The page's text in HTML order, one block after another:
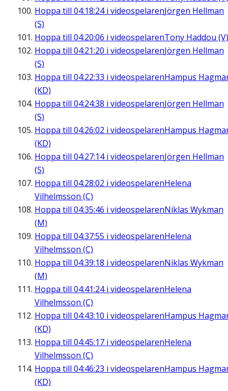
Hoppa till 04:18:24i videospelarenJörgen Hellman
(S)
Hoppa till 04:20:06 i videospelarenTony Haddou (V)
Hoppa till 04:21:20 i videospelarenJörgen Hellman
(S)
Hoppa till 04:22:33 i videospelarenHampus
(KD)
Hoppa till 04:24:38 i videospelarenJörgen Hellman
(S)
Hoppa till 04:26:02 i videospelarenHampus
(KD)
Hoppa till 04:27:14i videospelarenJörgen Hellman
(S)
Hoppa till 04:28:02 i videospelarenHelena
Vilhelmsson (C)
Hoppa till 04:35:46 i videospelarenNiklas Wykman
(M)
Hoppa till 04:37:55 i videospelarenHelena
Vilhelmsson (C)
Hoppa till 04:39:18 i videospelarenNiklas Wykman
(M)
Hoppa till 04:41:24i videospelarenHelena
Vilhelmsson (C)
Hoppa till 04:43:10 i videospelarenHampus
(KD)
Hoppa till 04:45:17 i videospelarenHelena
Vilhelmsson (C)
Hoppa till 04:46:23 i videospelarenHampus
(KD)